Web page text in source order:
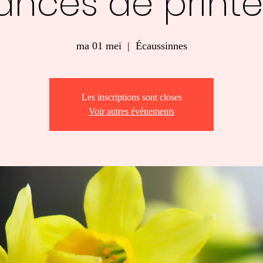
ma 01 mei
  |
Écaussinnes
Les inscriptions sont closes
Voir autres événements